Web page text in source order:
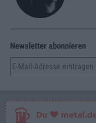
Newsletter abonnieren